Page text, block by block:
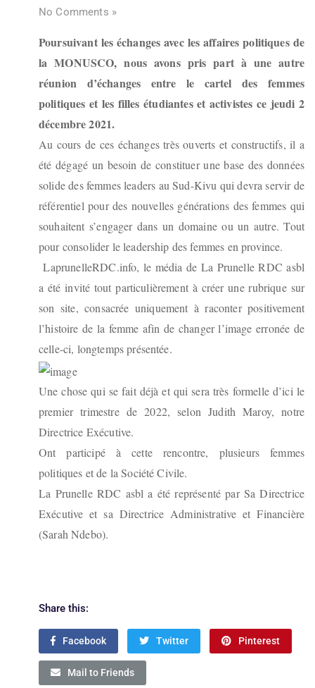
No Comments »
Poursuivant les échanges avec les affaires politiques de
la MONUSCO, nous avons pris part à une autre
réunion d’échanges entre le cartel des femmes
politiques et les filles étudiantes et activistes ce jeudi 2
décembre 2021.
Au cours de ces échanges très ouverts et constructifs, il a
été dégagé un besoin de constituer une base des données
solide des femmes leaders au Sud-Kivu qui devra servir de
référentiel pour des nouvelles générations des femmes qui
souhaitent s’engager dans un domaine ou un autre. Tout
pour consolider le leadership des femmes en province.
LaprunelleRDC.info, le média de La Prunelle RDC asbl
a été invité tout particulièrement à créer une rubrique sur
son site, consacrée uniquement à raconter positivement
l’histoire de la femme afin de changer l’image erronée de
celle-ci, longtemps présentée.
Une chose qui se fait déjà et qui sera très formelle d’ici le
premier trimestre de 2022, selon Judith Maroy, notre
Directrice Exécutive.
Ont participé à cette rencontre, plusieurs femmes
politiques et de la Société Civile.
La Prunelle RDC asbl a été représenté par Sa Directrice
Exécutive et sa Directrice Administrative et Financière
(Sarah Ndebo).
Share this:
Facebook Twitter Pinterest
Mail to Friends